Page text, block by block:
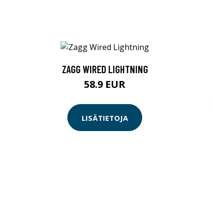
ZAGG WIRED LIGHTNING
58.9 EUR
LISÄTIETOJA